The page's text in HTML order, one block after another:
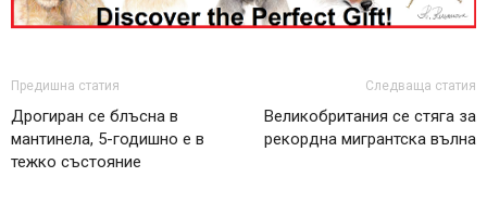
Предишна статия
Дрогиран се блъсна в
мантинела, 5-годишно е в
тежко състояние
Следваща статия
Великобритания се стяга за
рекордна мигрантска вълна